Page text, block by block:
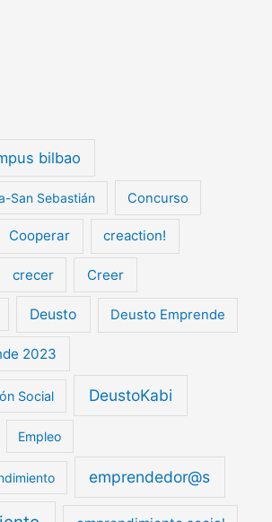
bilbao
San Sebastián Concurso
Cooperar creaction!
crecer Creer
Deusto Deusto Emprende
2023
Social DeustoKabi
Empleo
emprendedor@s